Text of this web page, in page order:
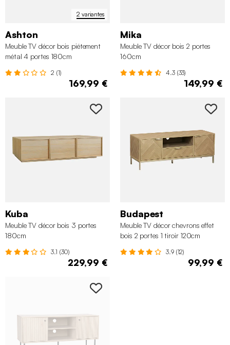
2 variantes
Ashton
Meuble TV décor bois piétement
métal 4 portes 180cm
2 (1)
169,99 €
Mika
Meuble TV décor bois 2 portes
160cm
4.3 (33)
149,99 €
Kuba
Meuble TV décor bois 3 portes
180cm
3.1 (30)
229,99 €
Budapest
Meuble TV décor chevrons effet
bois 2 portes 1 tiroir 120cm
3.9 (12)
99,99 €